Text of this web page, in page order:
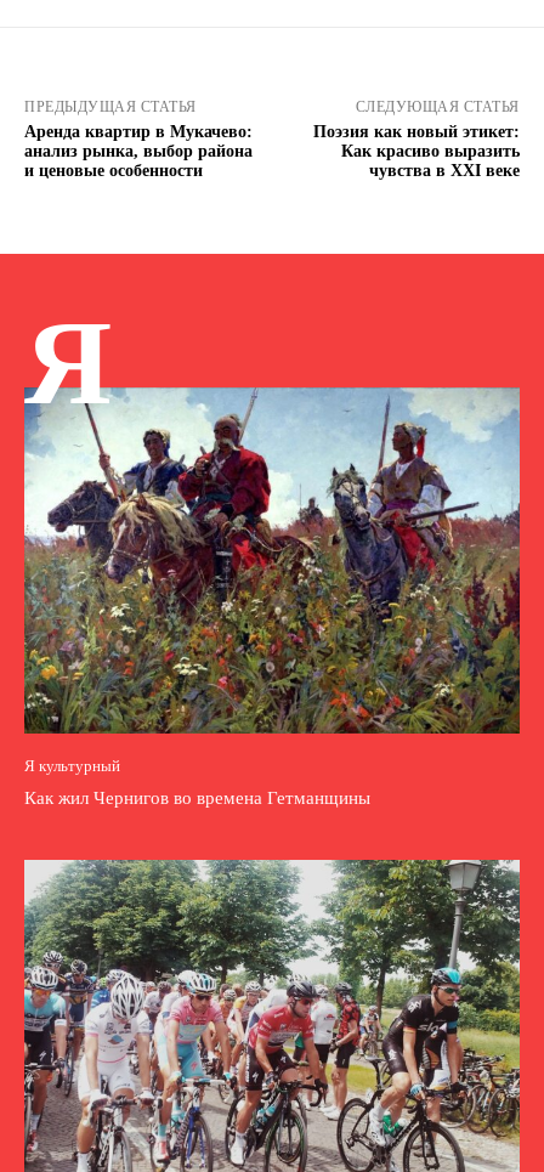
ПРЕДЫДУЩАЯ СТАТЬЯ
Аренда квартир в Мукачево:
анализ рынка, выбор района
и ценовые особенности
СЛЕДУЮЩАЯ СТАТЬЯ
Поэзия как новый этикет:
Как красиво выразить
чувства в XXI веке
Я
Я культурный
Как жил Чернигов во времена Гетманщины